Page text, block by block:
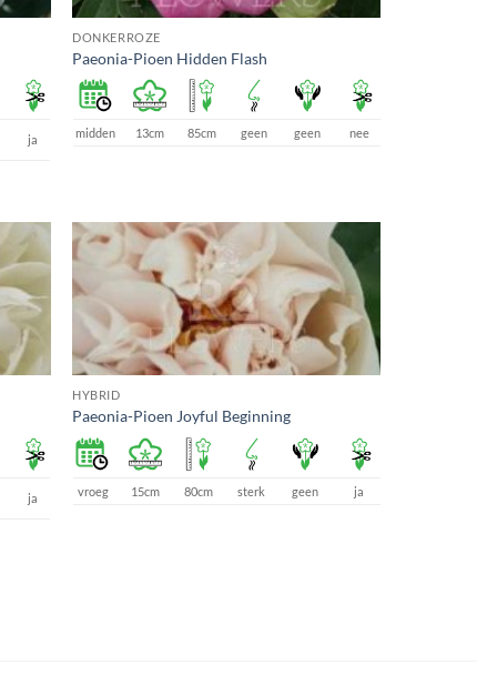
ja
DONKERROZE
Paeonia-Pioen Hidden Flash
midden 13cm 85cm geen geen nee
ja
HYBRID
Paeonia-Pioen Joyful Beginning
vroeg 15cm 80cm sterk geen ja